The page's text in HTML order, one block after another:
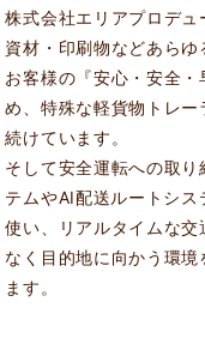
株式会社エリアプロデ
資材・印刷物などあらゆ
お客様の『安心・安全
め、特殊な軽貨物トレ
続けています。
そして安全運転への取
テムやAI配送ルートシ
使い、リアルタイムな
なく目的地に向かう環
ます。